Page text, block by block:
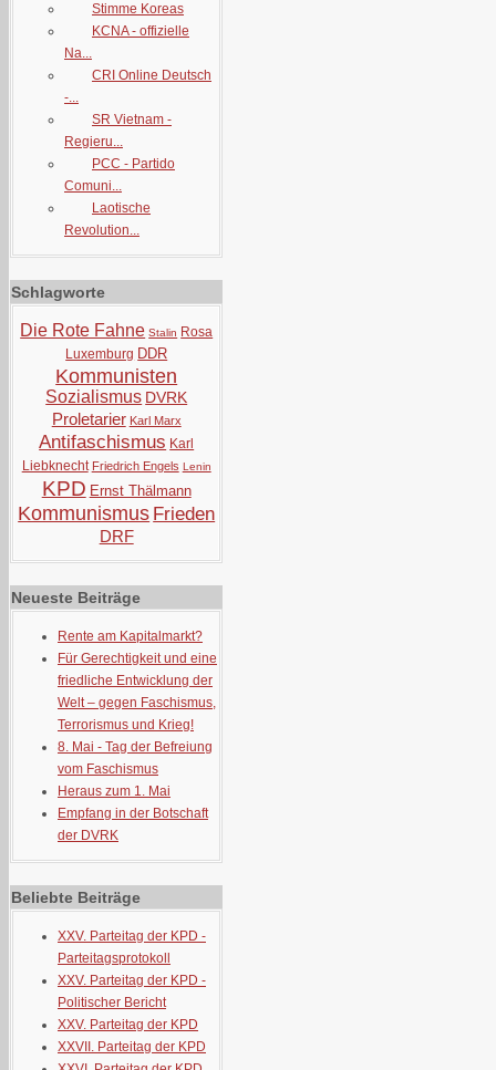
Stimme Koreas
KCNA - offizielle
Na...
CRI Online Deutsch
-...
SR Vietnam -
Regieru...
PCC - Partido
Comuni...
Laotische
Revolution...
Schlagworte
Die Rote Fahne Stalin Rosa
Luxemburg DDR
Kommunisten
Sozialismus DVRK
Proletarier Karl Marx
Antifaschismus Karl
Liebknecht Friedrich Engels Lenin
KPD Ernst Thälmann
Kommunismus Frieden
DRF
Neueste Beiträge
Rente am Kapitalmarkt?
Für Gerechtigkeit und eine
friedliche Entwicklung der
Welt – gegen Faschismus,
Terrorismus und Krieg!
8. Mai - Tag der Befreiung
vom Faschismus
Heraus zum 1. Mai
Empfang in der Botschaft
der DVRK
Beliebte Beiträge
XXV. Parteitag der KPD -
Parteitagsprotokoll
XXV. Parteitag der KPD -
Politischer Bericht
XXV. Parteitag der KPD
XXVII. Parteitag der KPD